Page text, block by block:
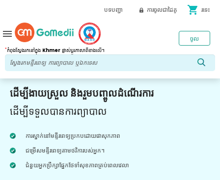
បទបញ្ជា ការចូលជាដៃគូ shopping_cart រទេះ
*កំពុងស្វែងរកនៅក្នុង Khmer ផ្លាស់ប្តូរភាសាពីខាងលើ។
ចូល
menu
ដើម្បីងាយស្រួល និងរួមបញ្ចូលដំណើរការ
ដើម្បីទទួលបានការព្យាបាល
ការស្នាក់នៅមន្ទីរពេទ្យប្រកបដោយផាសុកភាព
ជម្រើសមន្ទីរពេទ្យតាមថវិការបស់អ្នក។
ជំនួយអ្នកប្រឹក្សាផ្នែកថែទាំសុខភាពគ្រប់ពេលវេលា